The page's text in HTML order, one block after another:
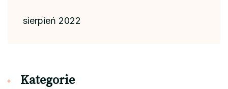
sierpień 2022
Kategorie